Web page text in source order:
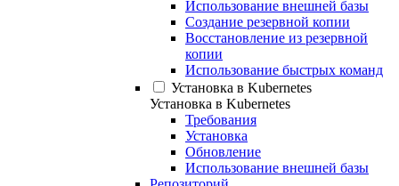
Использование внешней базы
Создание резервной копии
Восстановление из резервной
копии
Использование быстрых команд
Установка в Kubernetes
Установка в Kubernetes
Требования
Установка
Обновление
Использование внешней базы